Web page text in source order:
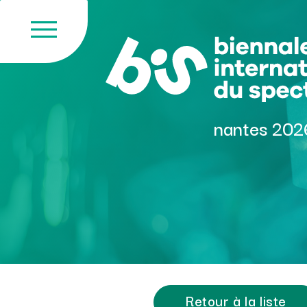
Skip
content
nantes
Retour à la liste